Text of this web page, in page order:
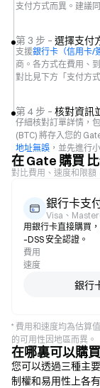
支付方式而異。建議
第 3 步 – 選擇支付
支援銀行卡（信用卡/
商。各方式在費用、
對比見下方「支付方
第 4 步 – 核對資訊
仔細核對訂單詳情，
(BTC) 將存入您的
地址無誤 ，並先進行
在 Gate 購買
對比費用、速度和限額
銀行卡支
Visa、
用銀行卡直接購買
–DSS 安全認證。
費用
速度
銀行
* 費用和速度均為估算
的可用性因地區而異。
在哪裏可以購
您可以透過三種主
制權和易用性上各